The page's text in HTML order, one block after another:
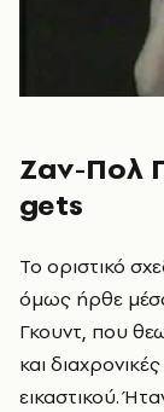
Ζαν-Πολ
gets
Το οριστικό σχεδιαστικό προφίλ της Γκρέις Τζόουνς
όμως ήρθε
Γκουντ, που
και
εικαστικού.